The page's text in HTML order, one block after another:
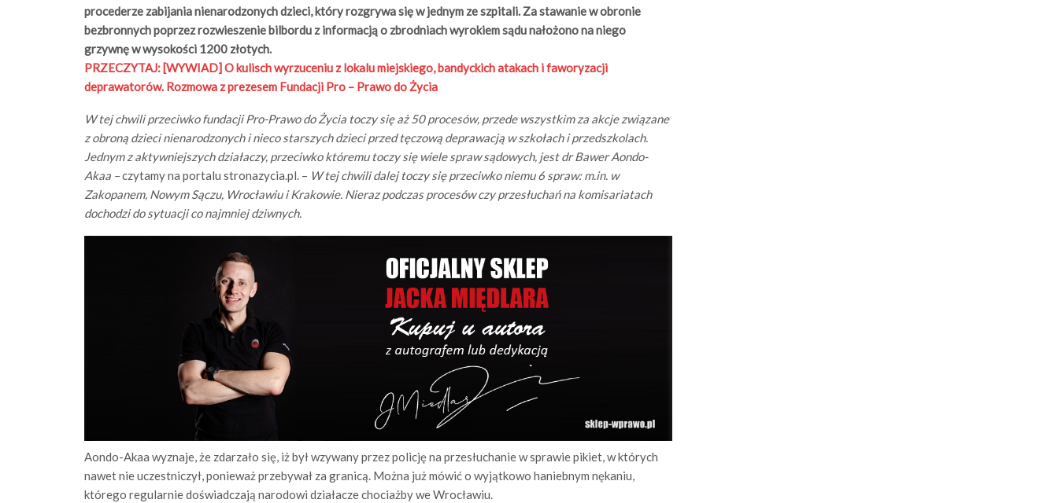
procederze zabijania nienarodzonych dzieci, który rozgrywa się w jednym ze szpitali. Za stawanie w obronie
bezbronnych poprzez rozwieszenie bilbordu z informacją o zbrodniach wyrokiem sądu nałożono na niego
grzywnę w wysokości 1200 złotych.
PRZECZYTAJ:[WYWIAD] O kulisch wyrzuceniu z lokalu miejskiego, bandyckich atakach i faworyzacji
deprawatorów. Rozmowa z prezesem Fundacji Pro – Prawo do Życia
W tej chwili przeciwko fundacji Pro-Prawo do Życia toczy się aż 50 procesów, przede wszystkim za akcje związane
z obroną dzieci nienarodzonych i nieco starszych dzieci przed tęczową deprawacją w szkołach i przedszkolach.
Jednym z aktywniejszych działaczy, przeciwko któremu toczy się wiele spraw sądowych, jest dr Bawer Aondo-
Akaa –czytamy na portalu stronazycia.pl. – W tej chwili dalej toczy się przeciwko niemu 6 spraw: m.in. w
Zakopanem, Nowym Sączu, Wrocławiu i Krakowie. Nieraz podczas procesów czy przesłuchań na komisariatach
dochodzi do sytuacji co najmniej dziwnych.
Aondo-Akaa wyznaje, że zdarzało się, iż był wzywany przez policję na przesłuchanie w sprawie pikiet, w których
nawet nie uczestniczył, ponieważ przebywał za granicą. Można już mówić o wyjątkowo haniebnym nękaniu,
którego regularnie doświadczają narodowi działacze chociażby we Wrocławiu.